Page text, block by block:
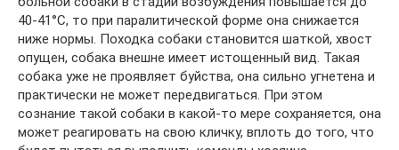
40-41°С, то при паралитической форме она снижается
ниже нормы. Походка собаки становится шаткой, хвост
опущен, собака внешне имеет истощенный вид. Такая
собака уже не проявляет буйства, она сильно угнетена и
практически не может передвигаться. При этом
сознание такой собаки в какой-то мере сохраняется, она
может реагировать на свою кличку, вплоть до того, что